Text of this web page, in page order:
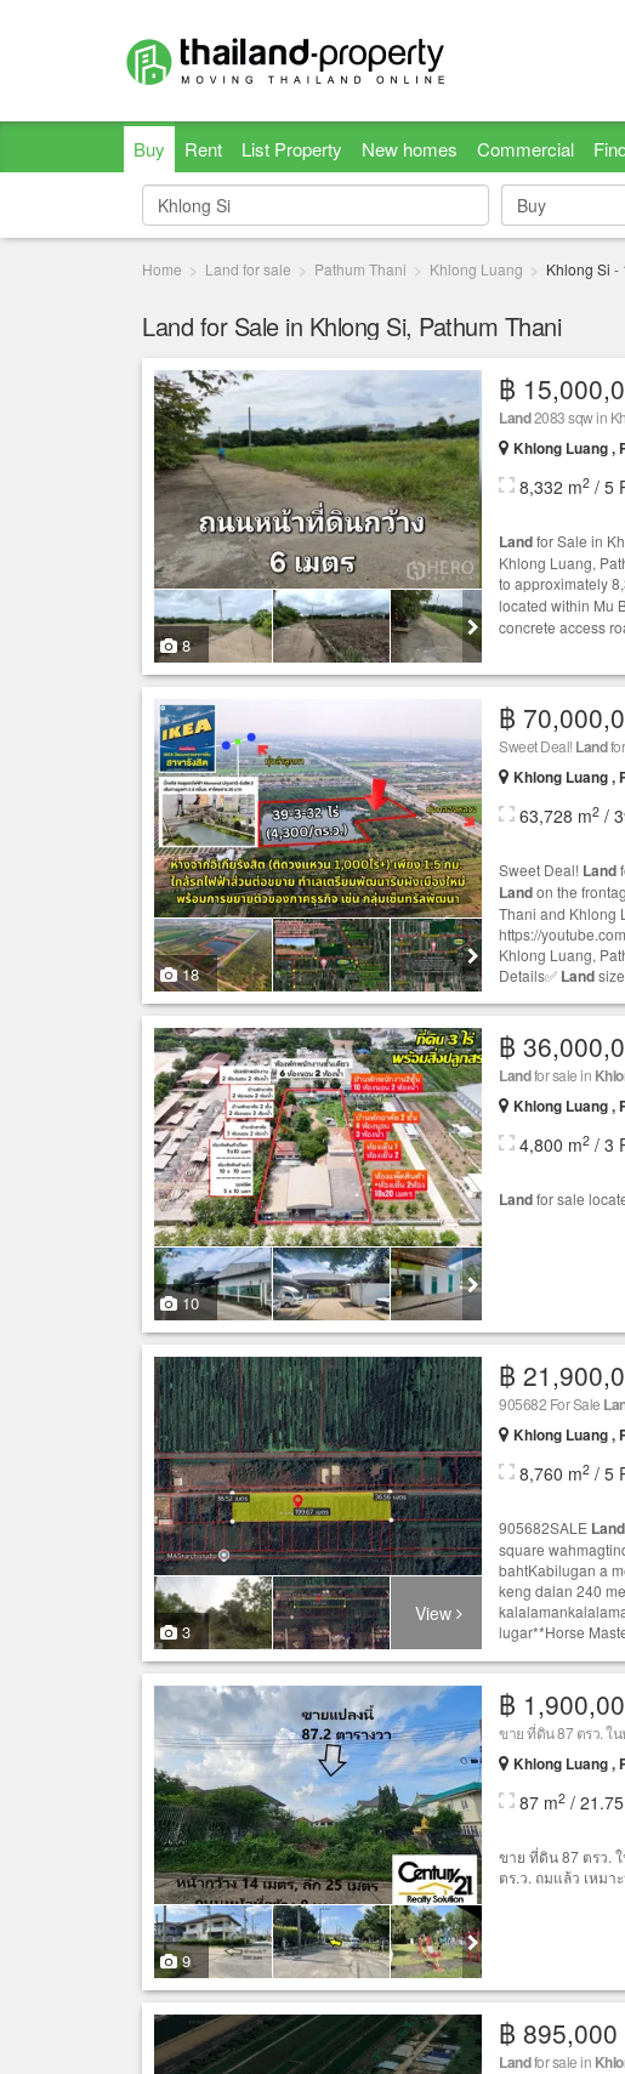
Buy Rent List Property New homes Commercial
Buy
Buy
Home Land for sale Pathum Thani Khlong Luang Khlong Si -
Land for Sale in Khlong Si, Pathum Thani
8
฿
Land2083 sqw in
Khlong Luang ,
8,332 m2 / 5
Landfor Sale in
Khlong Luang,
to approximately
located within Mu
concrete access
18
฿
Sweet Deal! Landfor
Khlong Luang ,
63,728 m2 /
Sweet Deal! Land
Landon the
Thani and Khlong
https://
Khlong Luang,
Details✅ Land
10
฿
Landfor sale in
Khlong Luang ,
4,800 m2 / 3
Landfor sale
View
3
฿
905682 For Sale
Khlong Luang ,
8,760 m2 / 5
905682SALE Land
square
bahtKabilugan a
keng dalan 240
lugar**Horse
9
฿
Khlong Luang ,
87 m2 /
ขาย ที่ดิน 87 ตรว.
ตร.ว. ถมแล้ว เหมา
฿ 895,000
Landfor sale in